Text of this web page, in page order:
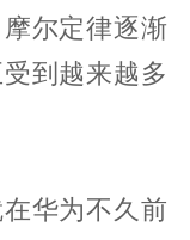
尔定律逐渐
到越来越多
华为不久前